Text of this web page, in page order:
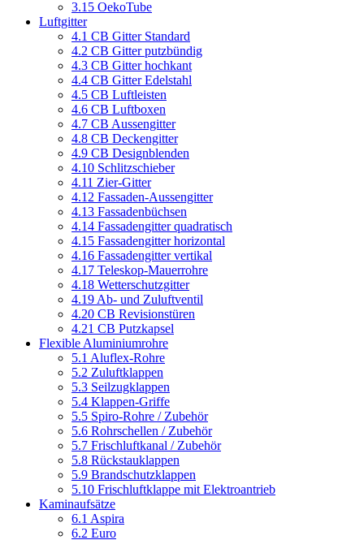
3.15 OekoTube
Luftgitter
4.1 CB Gitter Standard
4.2 CB Gitter putzbündig
4.3 CB Gitter hochkant
4.4 CB Gitter Edelstahl
4.5 CB Luftleisten
4.6 CB Luftboxen
4.7 CB Aussengitter
4.8 CB Deckengitter
4.9 CB Designblenden
4.10 Schlitzschieber
4.11 Zier-Gitter
4.12 Fassaden-Aussengitter
4.13 Fassadenbüchsen
4.14 Fassadengitter quadratisch
4.15 Fassadengitter horizontal
4.16 Fassadengitter vertikal
4.17 Teleskop-Mauerrohre
4.18 Wetterschutzgitter
4.19 Ab- und Zuluftventil
4.20 CB Revisionstüren
4.21 CB Putzkapsel
Flexible Aluminiumrohre
5.1 Aluflex-Rohre
5.2 Zuluftklappen
5.3 Seilzugklappen
5.4 Klappen-Griffe
5.5 Spiro-Rohre / Zubehör
5.6 Rohrschellen / Zubehör
5.7 Frischluftkanal / Zubehör
5.8 Rückstauklappen
5.9 Brandschutzklappen
5.10 Frischluftklappe mit Elektroantrieb
Kaminaufsätze
6.1 Aspira
6.2 Euro